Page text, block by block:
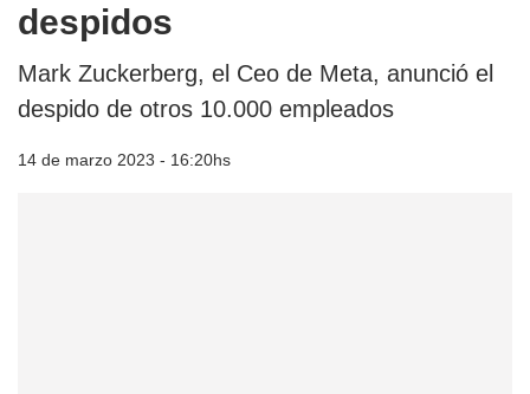
despidos
Mark Zuckerberg, el Ceo de Meta, anunció el
despido de otros 10.000 empleados
14 de marzo 2023 - 16:20hs